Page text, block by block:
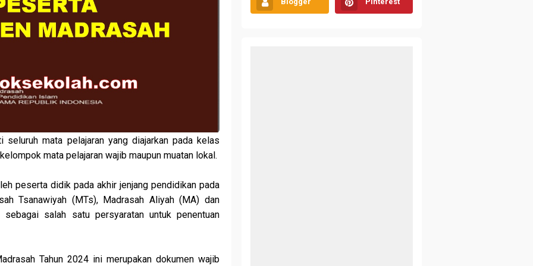
mata pelajaran yang diajarkan pada kelas
mata pelajaran wajib maupun muatan lokal.
peserta didik pada akhir jenjang pendidikan pada
Tsanawiyah (MTs), Madrasah Aliyah (MA) dan
sebagai salah satu persyaratan untuk penentuan
Tahun 2024 ini merupakan dokumen wajib